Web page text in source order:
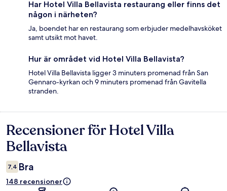
Har Hotel Villa Bellavista restaurang eller finns det
någon i närheten?
Ja, boendet har en restaurang som erbjuder medelhavsköket
samt utsikt mot havet.
Hur är området vid Hotel Villa Bellavista?
Hotel Villa Bellavista ligger 3 minuters promenad från San
Gennaro-kyrkan och 9 minuters promenad från Gavitella
stranden.
Recensioner
Recensioner för Hotel Villa
Bellavista
7,4 Bra
148 recensioner